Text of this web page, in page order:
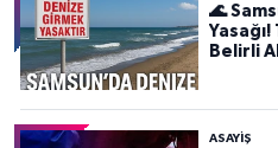
🌊
Belirli
ASAYIŞ